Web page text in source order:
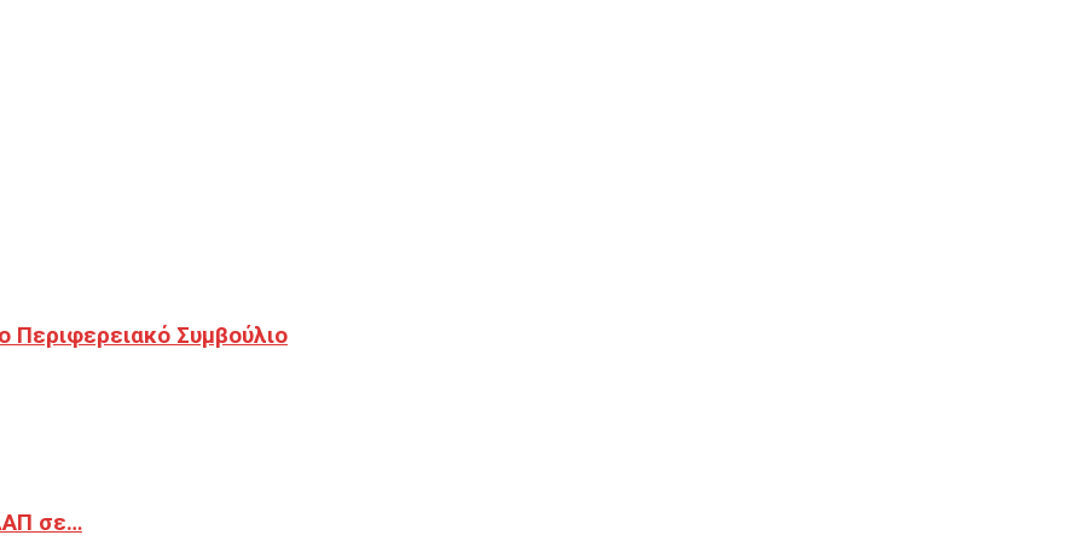
Περιφερειακό Συμβούλιο
σε…